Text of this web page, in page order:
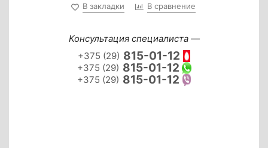
В закладки В сравнение
Консультация специалиста —
+375 (29) 815-01-12
+375 (29) 815-01-12
+375 (29) 815-01-12